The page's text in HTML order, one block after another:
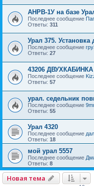
АНРВ-1У на базе
Последнее сообщение
Ответы: 311
Урал 375. Установка
Последнее сообщение
Ответы: 27
43206 ДВУХКАБИНКА
Последнее сообщение
Ответы: 57
урал. седельник
Последнее сообщение
Ответы: 55
Урал 4320
Последнее сообщение
Ответы: 18
мой урал 5557
Последнее сообщение
Ответы: 8
Новая тема